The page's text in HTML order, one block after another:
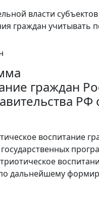
власти
граждан
граждан
РФ
воспитание
дальнейшему